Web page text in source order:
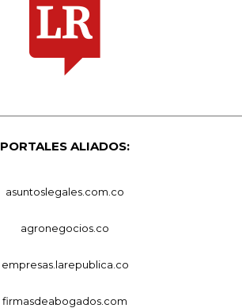
PORTALES ALIADOS:
asuntoslegales.com.co
agronegocios.co
empresas.larepublica.co
firmasdeabogados.com